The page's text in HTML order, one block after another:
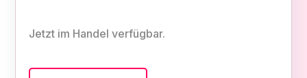
Jetzt im Handel verfügbar.